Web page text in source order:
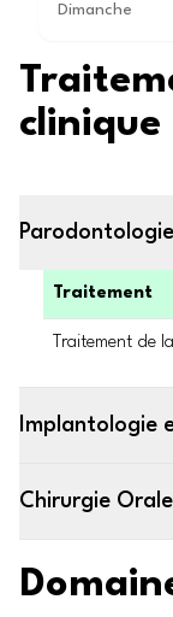
Dimanche
Traitement
Traitement de
Implantologie
Chirurgie Orale